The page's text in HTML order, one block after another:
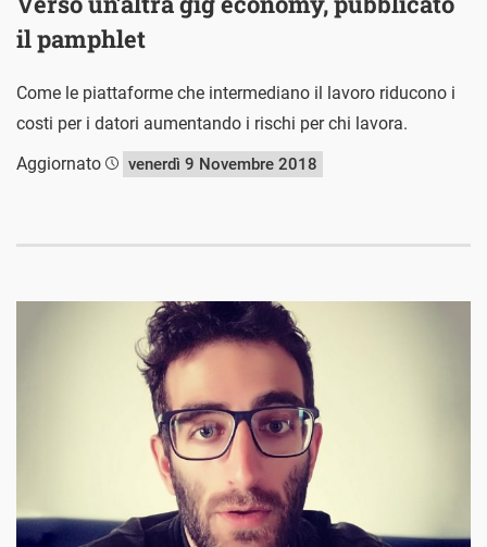
il pamphlet
Come le piattaforme che intermediano il lavoro riducono i
costi per i datori aumentando i rischi per chi lavora.
Aggiornato
venerdì 9 Novembre 2018